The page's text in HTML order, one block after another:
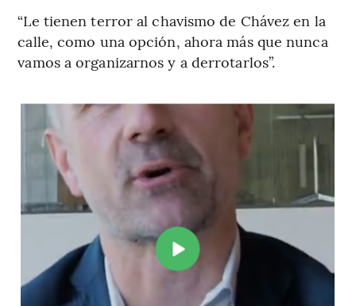
“Le tienen terror al chavismo de Chávez en la
calle, como una opción, ahora más que nunca
vamos a organizarnos y a derrotarlos”.